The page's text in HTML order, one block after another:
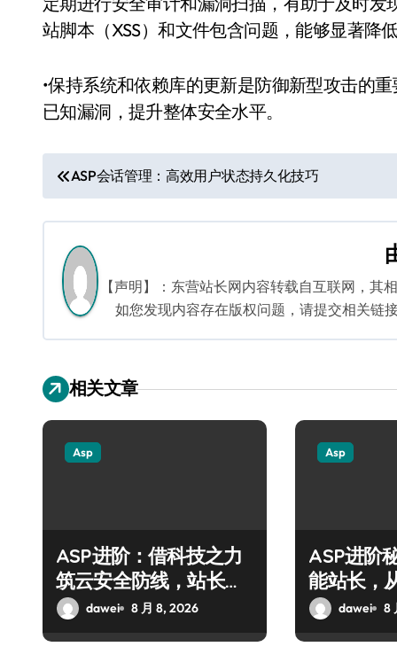
站脚本（XSS）和文件包含问题，能够显著降
•保持系统和依赖库的更新是防御新型攻击的
已知漏洞，提升整体安全水平。
文
章
导
航
ASP会话管理：高效用户状态持久化技巧
【声明】：东营站长网内容转载自互联网，
如您发现内容存在版权问题，请提交相关链
相关文章
Asp
ASP进阶：借科技之力
筑云安全防线，站长必
备实战策略
dawei 8 月 8, 2026
Asp
ASP进阶
能站长，
技术全突
dawei 8